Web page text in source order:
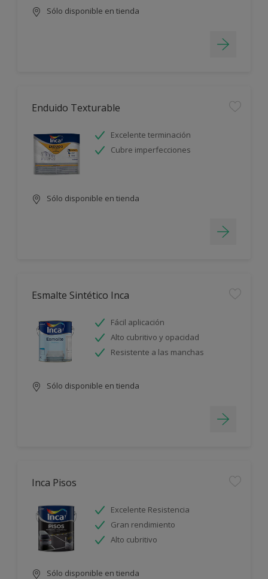
Sólo disponible en tienda
Enduido Texturable
Excelente terminación
Cubre imperfecciones
Sólo disponible en tienda
Esmalte Sintético Inca
Fácil aplicación
Alto cubritivo y opacidad
Resistente a las manchas
Sólo disponible en tienda
Inca Pisos
Excelente Resistencia
Gran rendimiento
Alto cubritivo
Sólo disponible en tienda